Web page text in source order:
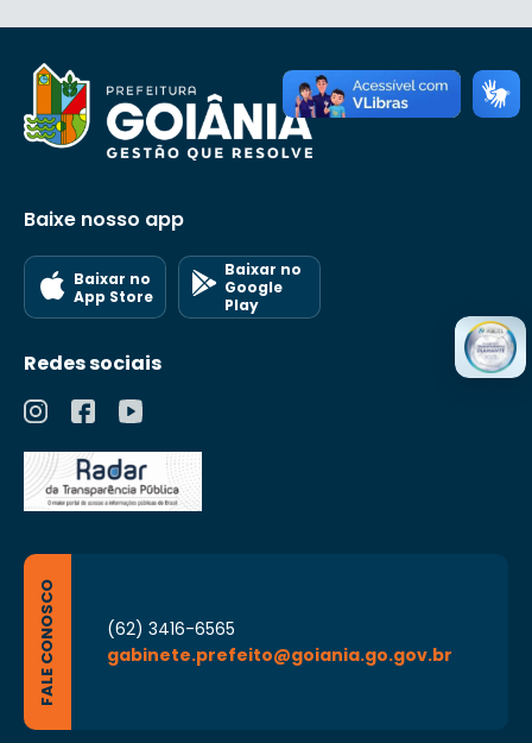
Baixe nosso app
Baixar no
App Store
Baixar no
Google
Play
Redes sociais
FALE CONOSCO
(62) 3416-6565
gabinete.prefeito@goiania.go.gov.br